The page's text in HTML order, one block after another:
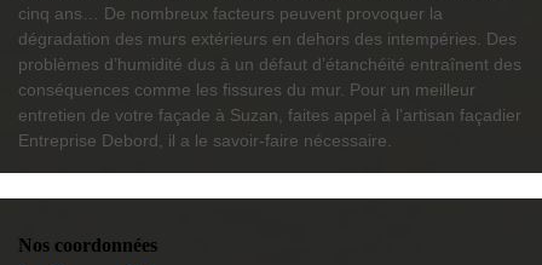
cinq ans… De nombreux facteurs peuvent provoquer la
dégradation des murs extérieurs en dehors des intempéries. Des
problèmes d’humidité dus à un défaut d’étanchéité entraînent des
conséquences comme les fissures du mur. Pour un meilleur
entretien de votre façade à Suzan, faites appel à l’artisan façadier
Entreprise Debord, il a le savoir-faire nécessaire.
Nos coordonnées